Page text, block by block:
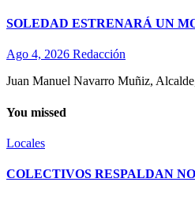
SOLEDAD ESTRENARÁ UN
Ago 4, 2026 Redacción
Juan Manuel Navarro Muñiz,
You missed
Locales
COLECTIVOS RESPALDAN